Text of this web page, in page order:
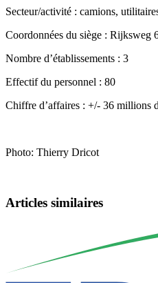
Secteur/activité : camions,
Coordonnées du siège : Rijksweg
Nombre d’établissements : 3
Effectif du personnel : 80
Chiffre d’affaires : +/- 36 millions
Photo: Thierry Dricot
Articles similaires